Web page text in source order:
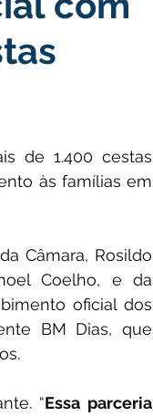
Esporte
de 1.400 cestas
às famílias em
Câmara, Rosildo
Coelho, e da
oficial dos
BM Dias, que
“Essa parceria